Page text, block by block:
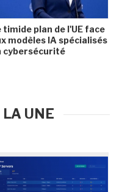
timide plan de l'UE face
modèles IA spécialisés
cybersécurité
UNE